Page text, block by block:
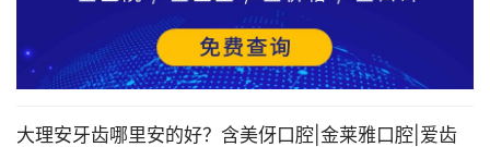
大理安牙齿哪里安的好？含美伢口腔|金莱雅口腔|爱齿